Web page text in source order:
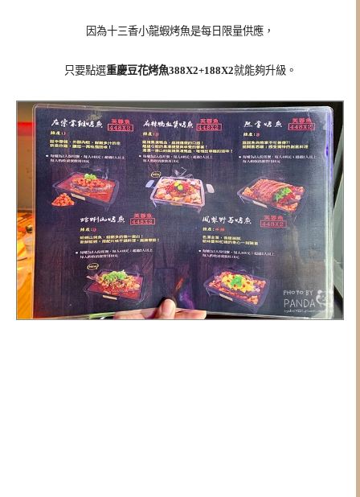
因為十三香小龍蝦烤魚是每日限量供應，
只要點選重慶豆花烤魚388X2+188X2就能夠升級。